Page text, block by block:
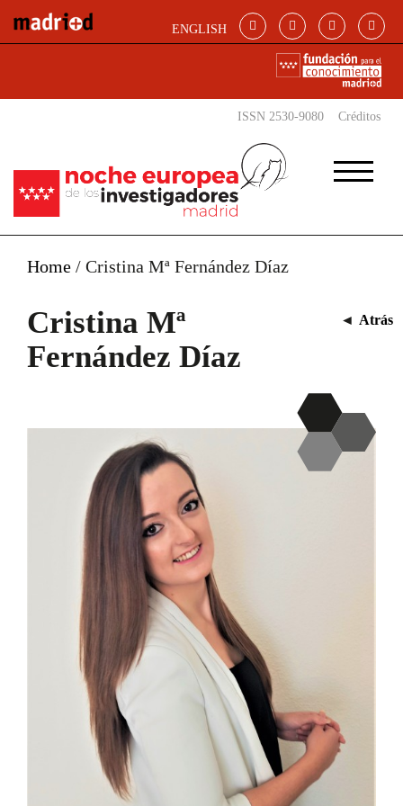
ENGLISH
ISSN 2530-9080 Créditos
Home / Cristina Mª Fernández Díaz
Cristina Mª
Fernández Díaz
◄ Atrás